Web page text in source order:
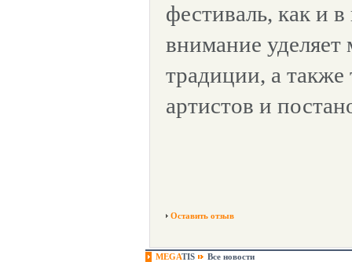
фестиваль, как и
внимание уделяет
традиции, а
артистов и
Оставить отзыв
MEGATIS Все новости